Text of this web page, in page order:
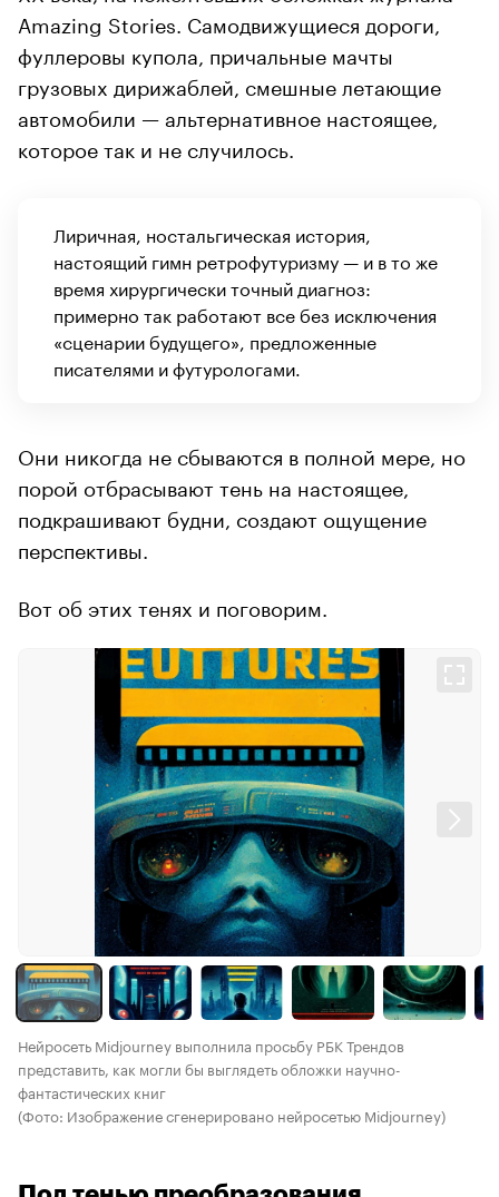
Amazing Stories. Самодвижущиеся дороги,
фуллеровы купола, причальные мачты
грузовых дирижаблей, смешные летающие
автомобили — альтернативное настоящее,
которое так и не случилось.
Лиричная, ностальгическая история,
настоящий гимн ретрофутуризму — и в то же
время хирургически точный диагноз:
примерно так работают все без исключения
«сценарии будущего», предложенные
писателями и футурологами.
Они никогда не сбываются в полной мере, но
порой отбрасывают тень на настоящее,
подкрашивают будни, создают ощущение
перспективы.
Вот об этих тенях и поговорим.
Нейросеть Midjourney выполнила просьбу РБК Трендов
представить, как могли бы выглядеть обложки научно-
фантастических книг
(Фото: Изображение сгенерировано нейросетью Midjourney)